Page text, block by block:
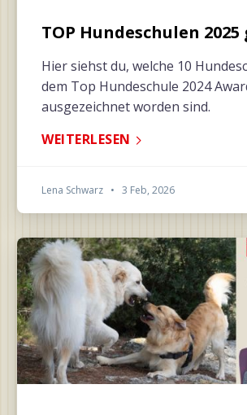
TOP Hundeschulen
Hier siehst du, welche 10
dem Top Hundeschule 2024
ausgezeichnet worden sind.
WEITERLESEN
Lena Schwarz • 3 Feb, 2026